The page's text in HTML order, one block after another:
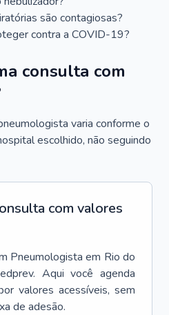
são contagiosas?
contra a COVID-19?
consulta com
varia conforme o
escolhido, não seguindo
com valores
Pneumologista em Rio do
Aqui você agenda
valores acessíveis, sem
de adesão.